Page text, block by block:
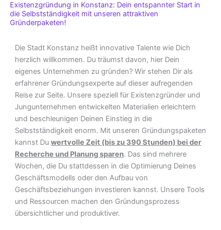
Existenzgründung in Konstanz: Dein entspannter Start in
die Selbstständigkeit mit unseren attraktiven
Gründerpaketen!
Die Stadt Konstanz heißt innovative Talente wie Dich
herzlich willkommen. Du träumst davon, hier Dein
eigenes Unternehmen zu gründen? Wir stehen Dir als
erfahrener Gründungsexperte auf dieser aufregenden
Reise zur Seite. Unsere speziell für Existenzgründer und
Jungunternehmen entwickelten Materialien erleichtern
und beschleunigen Deinen Einstieg in die
Selbstständigkeit enorm. Mit unseren Gründungspaketen
kannst Du wertvolle Zeit (bis zu 390 Stunden) bei der
Recherche und Planung sparen. Das sind mehrere
Wochen, die Du stattdessen in die Optimierung Deines
Geschäftsmodells oder den Aufbau von
Geschäftsbeziehungen investieren kannst. Unsere Tools
und Ressourcen machen den Gründungsprozess
übersichtlicher und produktiver.